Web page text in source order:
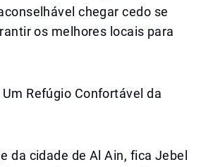
chegar cedo se
os melhores locais para
Refúgio Confortável da
da cidade de Al Ain, fica Jebel